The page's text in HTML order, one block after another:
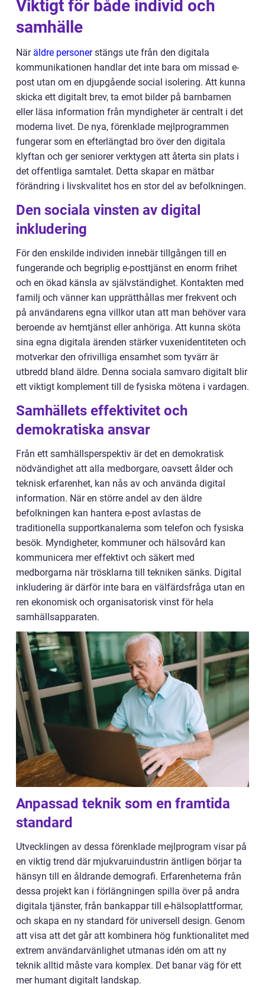
Viktigt för både individ och
samhälle
När äldre personerstängs ute från den digitala
kommunikationen handlar det inte bara om missad e-
post utan om en djupgående social isolering. Att kunna
skicka ett digitalt brev, ta emot bilder på barnbarnen
eller läsa information från myndigheter är centralt i det
moderna livet. De nya, förenklade mejlprogrammen
fungerar som en efterlängtad bro över den digitala
klyftan och ger seniorer verktygen att återta sin plats i
det offentliga samtalet. Detta skapar en mätbar
förändring i livskvalitet hos en stor del av befolkningen.
Den sociala vinsten av digital
inkludering
För den enskilde individen innebär tillgången till en
fungerande och begriplig e-posttjänst en enorm frihet
och en ökad känsla av självständighet. Kontakten med
familj och vänner kan upprätthållas mer frekvent och
på användarens egna villkor utan att man behöver vara
beroende av hemtjänst eller anhöriga. Att kunna sköta
sina egna digitala ärenden stärker vuxenidentiteten och
motverkar den ofrivilliga ensamhet som tyvärr är
utbredd bland äldre. Denna sociala samvaro digitalt blir
ett viktigt komplement till de fysiska mötena i vardagen.
Samhällets effektivitet och
demokratiska ansvar
Från ett samhällsperspektiv är det en demokratisk
nödvändighet att alla medborgare, oavsett ålder och
teknisk erfarenhet, kan nås av och använda digital
information. När en större andel av den äldre
befolkningen kan hantera e-post avlastas de
traditionella supportkanalerna som telefon och fysiska
besök. Myndigheter, kommuner och hälsovård kan
kommunicera mer effektivt och säkert med
medborgarna när trösklarna till tekniken sänks. Digital
inkludering är därför inte bara en välfärdsfråga utan en
ren ekonomisk och organisatorisk vinst för hela
samhällsapparaten.
Anpassad teknik som en framtida
standard
Utvecklingen av dessa förenklade mejlprogram visar på
en viktig trend där mjukvaruindustrin äntligen börjar ta
hänsyn till en åldrande demografi. Erfarenheterna från
dessa projekt kan i förlängningen spilla över på andra
digitala tjänster, från bankappar till e-hälsoplattformar,
och skapa en ny standard för universell design. Genom
att visa att det går att kombinera hög funktionalitet med
extrem användarvänlighet utmanas idén om att ny
teknik alltid måste vara komplex. Det banar väg för ett
mer humant digitalt landskap.